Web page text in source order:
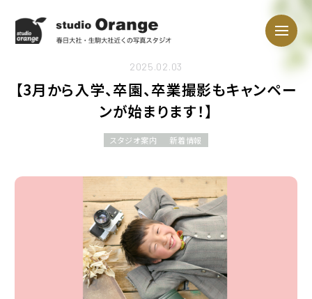
2025.02.03
【3月から入学、卒園、卒業撮影もキャンペー
ンが始まります！】
スタジオ案内 新着情報